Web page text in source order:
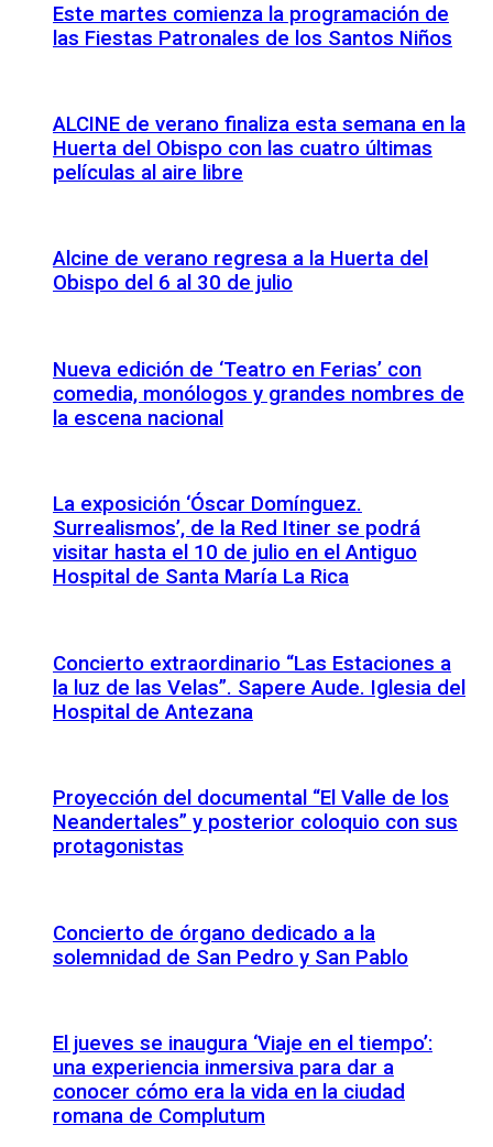
Este martes comienza la programación de
las Fiestas Patronales de los Santos Niños
ALCINE de verano finaliza esta semana en la
Huerta del Obispo con las cuatro últimas
películas al aire libre
Alcine de verano regresa a la Huerta del
Obispo del 6 al 30 de julio
Nueva edición de ‘Teatro en Ferias’ con
comedia, monólogos y grandes nombres de
la escena nacional
La exposición ‘Óscar Domínguez.
Surrealismos’, de la Red Itiner se podrá
visitar hasta el 10 de julio en el Antiguo
Hospital de Santa María La Rica
Concierto extraordinario “Las Estaciones a
la luz de las Velas”. Sapere Aude. Iglesia del
Hospital de Antezana
Proyección del documental “El Valle de los
Neandertales” y posterior coloquio con sus
protagonistas
Concierto de órgano dedicado a la
solemnidad de San Pedro y San Pablo
El jueves se inaugura ‘Viaje en el tiempo’:
una experiencia inmersiva para dar a
conocer cómo era la vida en la ciudad
romana de Complutum